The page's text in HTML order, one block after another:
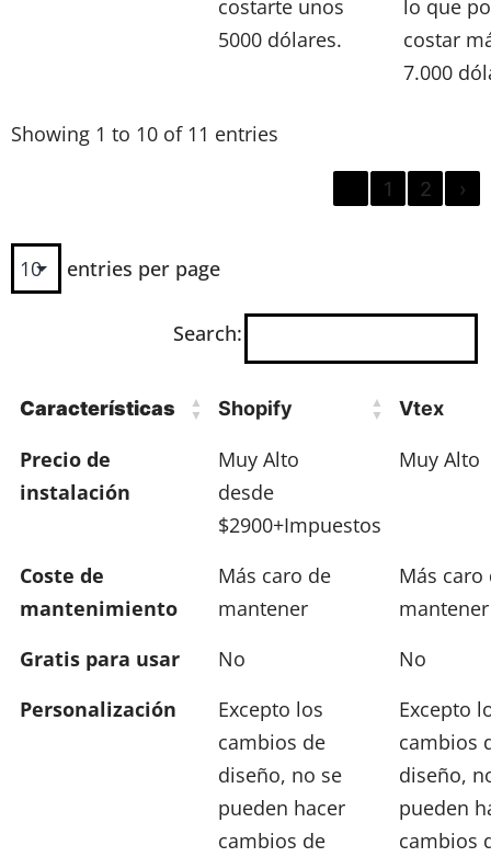
costarte unos
5000 dólares.
lo que
costar
7.000
Showing 1 to 10 of 11 entries
1 2 ›
entries per page
Search:
Características Shopify Vtex
Precio de
instalación
Muy Alto
desde
$2900+Impuestos
Muy Alto
Coste de
mantenimiento
Más caro de
mantener
Más caro
mantener
Gratis para usar
No
No
Personalización
Excepto los
cambios de
diseño, no se
pueden hacer
cambios de
Excepto
cambios
diseño,
pueden
cambios